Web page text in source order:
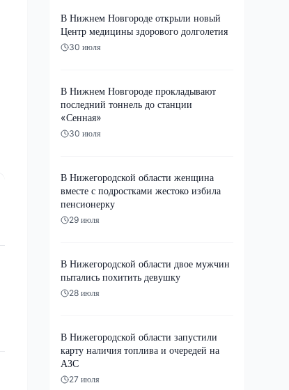
В Нижнем Новгороде открыли новый
Центр медицины здорового долголетия
30 июля
В Нижнем Новгороде прокладывают
последний тоннель до станции
«Сенная»
30 июля
В Нижегородской области женщина
вместе с подростками жестоко избила
пенсионерку
29 июля
В Нижегородской области двое мужчин
пытались похитить девушку
28 июля
В Нижегородской области запустили
карту наличия топлива и очередей на
АЗС
27 июля